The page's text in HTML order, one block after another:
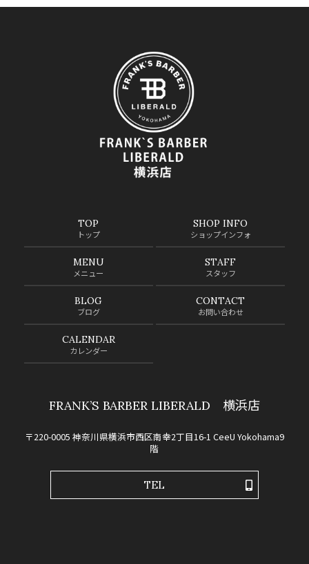
TOP
トップ
SHOP INFO
ショップインフォ
MENU
メニュー
STAFF
スタッフ
BLOG
ブログ
CONTACT
お問い合わせ
CALENDAR
カレンダー
FRANK’S BARBER LIBERALD 横浜店
〒220-0005 神奈川県横浜市西区南幸2丁目16-1 CeeU Yokohama9
階
TEL